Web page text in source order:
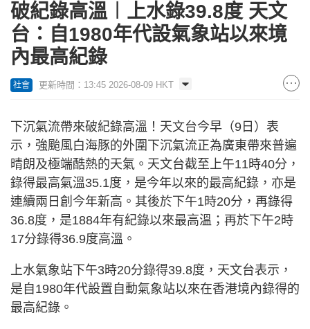
破紀錄高溫︱上水錄39.8度 天文
台：自1980年代設氣象站以來境
內最高紀錄
社會 更新時間：13:45 2026-08-09 HKT
下沉氣流帶來破紀錄高溫！天文台今早（9日）表
示，強颱風白海豚的外圍下沉氣流正為廣東帶來普遍
晴朗及極端酷熱的天氣。天文台截至上午11時40分，
錄得最高氣溫35.1度，是今年以來的最高紀錄，亦是
連續兩日創今年新高。其後於下午1時20分，再錄得
36.8度，是1884年有紀錄以來最高溫；再於下午2時
17分錄得36.9度高溫。
上水氣象站下午3時20分錄得39.8度，天文台表示，
是自1980年代設置自動氣象站以來在香港境內錄得的
最高紀錄。